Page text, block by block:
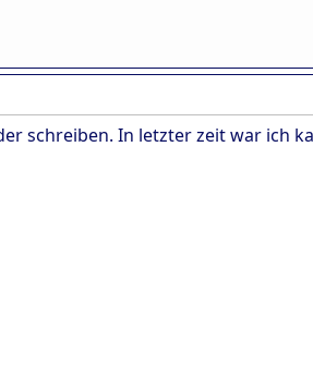
schreiben. In letzter zeit war ich